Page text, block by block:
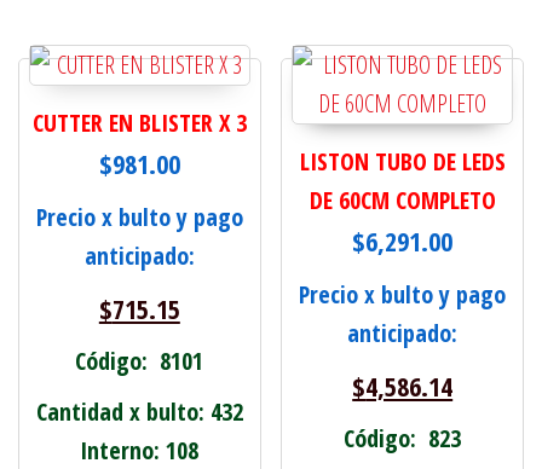
CUTTER EN BLISTER X 3
$981.00
Precio x bulto y pago
anticipado:
$715.15
Código: 8101
Cantidad x bulto: 432
Interno: 108
LISTON TUBO DE LEDS
DE 60CM COMPLETO
$6,291.00
Precio x bulto y pago
anticipado:
$4,586.14
Código: 823